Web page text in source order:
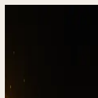
Referenzen in